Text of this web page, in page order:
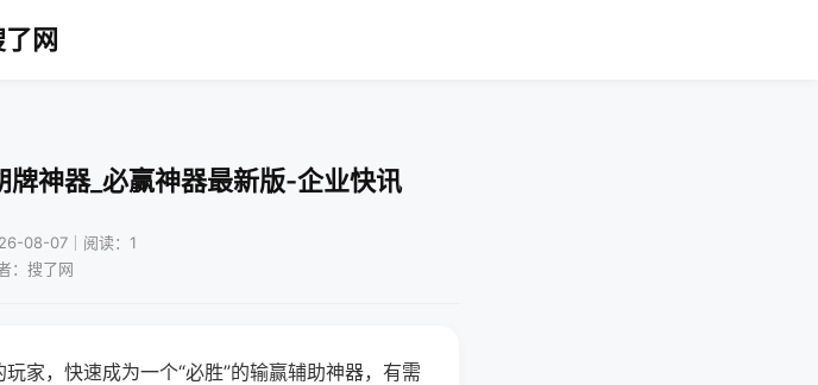
网
神器_必赢神器最新版-企业快讯
08-07｜阅读：1
：搜了网
家，快速成为一个“必胜”的输赢辅助神器，有需